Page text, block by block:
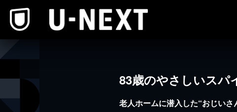
83歳のやさしいスパ
老人ホームに潜入した“おじい